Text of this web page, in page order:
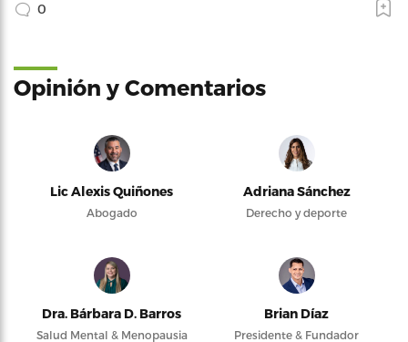
0
Opinión y Comentarios
Lic Alexis Quiñones
Abogado
Adriana Sánchez
Derecho y deporte
Dra. Bárbara D. Barros
Salud Mental & Menopausia
Brian Díaz
Presidente & Fundador